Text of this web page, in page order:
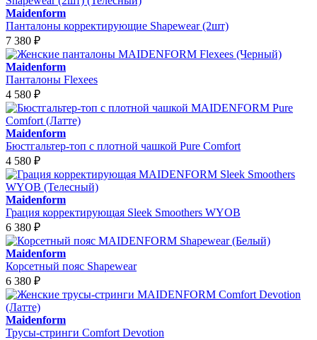
Maidenform
Панталоны корректирующие Shapewear (2шт)
7 380 ₽
Maidenform
Панталоны Flexees
4 580 ₽
Maidenform
Бюстгальтер-топ с плотной чашкой Pure Comfort
4 580 ₽
Maidenform
Грация корректирующая Sleek Smoothers WYOB
6 380 ₽
Maidenform
Корсетный пояс Shapewear
6 380 ₽
Maidenform
Трусы-стринги Comfort Devotion